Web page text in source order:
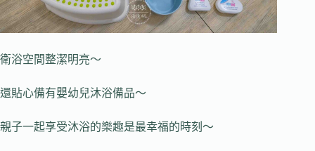
衛浴空間整潔明亮～
還貼心備有嬰幼兒沐浴備品～
親子一起享受沐浴的樂趣是最幸福的時刻～